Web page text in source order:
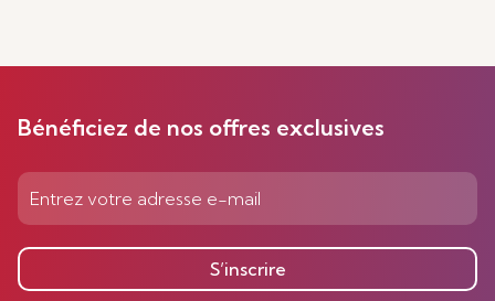
Bénéficiez de nos offres exclusives
S’inscrire